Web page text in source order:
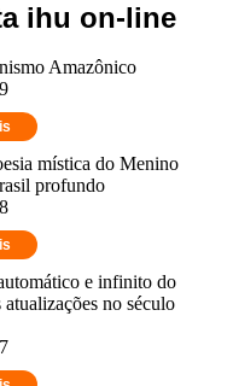
ihu on-line
Amazônico
mística do Menino
profundo
e infinito do
atualizações no século